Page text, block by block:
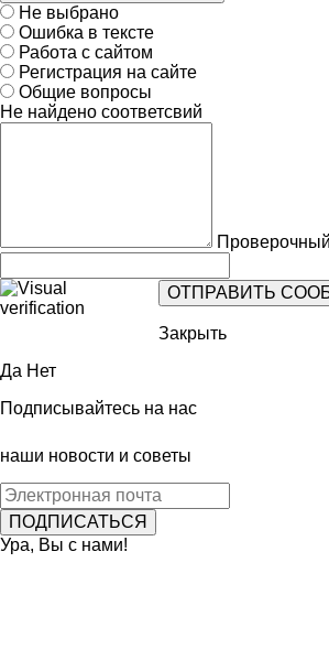
Не выбрано
Ошибка в тексте
Работа с сайтом
Регистрация на сайте
Общие вопросы
Не найдено соответсвий
Закрыть
Да Нет
Подписывайтесь на нас
наши новости и советы
Ура, Вы с нами!